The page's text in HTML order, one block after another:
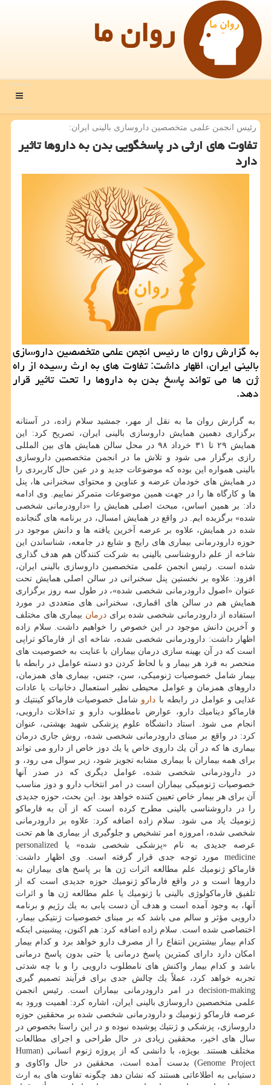
روان ما
منو
رئیس انجمن علمی متخصصین داروسازی بالینی ایران:
تفاوت های ارثی در پاسخگویی بدن به داروها تاثیر
دارد
به گزارش روان ما رئیس انجمن علمی متخصصین داروسازی
بالینی ایران، اظهار داشت: تفاوت های به ارث رسیده از راه
ژن ها می تواند پاسخ بدن به داروها را تحت تاثیر قرار
دهد.
به گزارش روان ما به نقل از مهر، جمشید سلام زاده، در آستانه
برگزاری دهمین همایش داروسازی بالینی ایران، تصریح كرد: این
همایش ۲۹ تا ۳۱ خرداد ۹۸ در محل سالن همایش های بین المللی
رازی برگزار می شود و تلاش ما در انجمن متخصصین داروسازی
بالینی همواره این بوده كه موضوعات جدید و در عین حال كاربردی را
در همایش های خودمان عرضه و عناوین و محتوای سخنرانی ها، پنل
ها و كارگاه ها را در جهت همین موضوعات متمركز نماییم. وی ادامه
داد: بر همین اساس، مبحث اصلی همایش را «دارودرمانی شخصی
شده» برگزیده ایم. در واقع در همایش امسال، در برنامه های گنجانده
شده در همایش، علاوه بر عرضه آخرین یافته ها و دانش موجود در
حوزه دارودرمانی بیماری های رایج و شایع در جامعه، شناساندن این
شاخه از علم داروشناسی بالینی به شركت كنندگان هم هدف گذاری
شده است. رئیس انجمن علمی متخصصین داروسازی بالینی ایران،
افزود: علاوه بر نخستین پنل سخنرانی در سالن اصلی همایش تحت
عنوان «اصول دارودرمانی شخصی شده»، در طول سه روز برگزاری
همایش هم در سالن های اقماری، سخنرانی های متعددی در مورد
استفاده از دارودرمانی شخصی شده برای درمان بیماری های مختلف
و آخرین دانش موجود در این خصوص را خواهیم داشت. سلام زاده
اظهار داشت: دارودرمانی شخصی شده، شاخه ای از فارماكو تراپی
است كه در آن بهینه سازی درمان بیماران با عنایت به خصوصیت های
منحصر به فرد هر بیمار و با لحاظ كردن دو دسته عوامل در رابطه با
بیمار شامل خصوصیات ژنومیكی، سن، جنس، بیماری های همزمان،
داروهای همزمان و عوامل محیطی نظیر استعمال دخانیات یا عادات
غذایی و عوامل در رابطه با دارو شامل خصوصیات فارماكو كینتیك و
فارماكو دینامیك دارو، عوارض نامطلوب دارو و تداخلات دارویی،
انجام می شود. استاد دانشگاه علوم پزشكی شهید بهشتی، عنوان
كرد: در واقع بر مبنای دارودرمانی شخصی شده، روش جاری درمان
بیماری ها كه در آن یك داروی خاص یا یك دوز خاص از دارو می تواند
برای همه بیماران با بیماری مشابه تجویز شود، زیر سوال می رود، و
در دارودرمانی شخصی شده، عوامل دیگری كه در صدر آنها
خصوصیات ژنومیكی بیماران است در امر انتخاب دارو و دوز مناسب
آن برای هر بیمار خاص تعیین كننده خواهد بود. این بحث، حوزه جدیدی
را در داروشناسی بالینی مطرح كرده است كه از آن به فارماكو
ژنومیك یاد می شود. سلام زاده اضافه كرد: علاوه بر دارودرمانی
شخصی شده، امروزه امر تشخیص و جلوگیری از بیماری ها هم تحت
عرصه جدیدی به نام «پزشكی شخصی شده» یا personalized
medicine مورد توجه جدی قرار گرفته است. وی اظهار داشت:
فارماكو ژنومیك علم مطالعه اثرات ژن ها بر پاسخ های بیماران به
داروها است و در واقع فارماكو ژنومیك حوزه جدیدی است كه از
تلفیق فارماكولوژی بالینی با ژنومیك یا علم مطالعه ژن ها و اثرات
آنها، به وجود آمده است و هدف آن دست یابی به یك رژیم و برنامه
دارویی مؤثر و سالم می باشد كه بر مبنای خصوصیات ژنتیكی بیمار،
اختصاصی شده است. سلام زاده اضافه كرد: هم اكنون، پیشبینی اینكه
كدام بیمار بیشترین انتفاع را از مصرف دارو خواهد برد و كدام بیمار
امكان دارد دارای كمترین پاسخ درمانی یا حتی بدون پاسخ درمانی
باشد و كدام بیمار واكنش های نامطلوب دارویی را و با چه شدتی
تجربه خواهد كرد، عملاً یك چالش جدی برای فرآیند تصمیم گیری
decision-making در امر دارودرمانی بیماران است. رئیس انجمن
علمی متخصصین داروسازی بالینی ایران، اشاره كرد: اهمیت ورود به
عرصه فارماكو ژنومیك و دارودرمانی شخصی شده بر محققین حوزه
داروسازی، پزشكی و ژنتیك پوشیده نبوده و در این راستا بخصوص در
سال های اخیر، محققین زیادی در حال طراحی و اجرای مطالعات
مختلف هستند. بویژه، با دانشی كه از پروژه ژنوم انسانی (Human
Genome Project) بدست آمده است، محققین در حال واكاوی و
دستیابی به اطلاعاتی هستند كه نشان دهد چگونه تفاوت های به ارث